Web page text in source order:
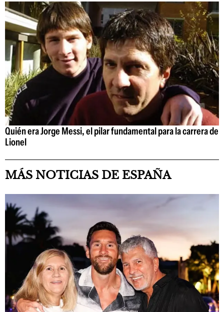
Quién era Jorge Messi, el pilar fundamental para la carrera de
Lionel
MÁS NOTICIAS DE ESPAÑA